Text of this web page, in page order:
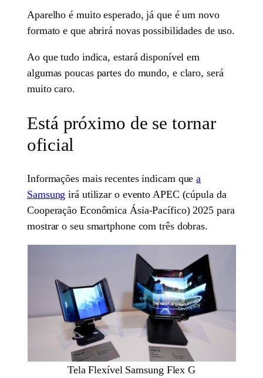
Aparelho é muito esperado, já que é um novo
formato e que abrirá novas possibilidades de uso.
Ao que tudo indica, estará disponível em
algumas poucas partes do mundo, e claro, será
muito caro.
Está próximo de se tornar
oficial
Informações mais recentes indicam quea
Samsung irá utilizar o evento APEC (cúpula da
Cooperação Econômica Ásia-Pacífico) 2025 para
mostrar o seu smartphone com três dobras.
Tela Flexível Samsung Flex G